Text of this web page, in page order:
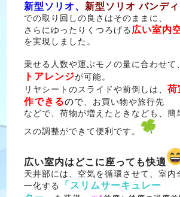
新型ソリオ、 新型ソリオ バンディ
での取り回しの良さはそのままに、
さらにゆったりくつろげる 広い室内
を実現しました。
乗せる人数や運ぶモノの量に合わせて、
トアレンジが可能。
リヤシートのスライドや前倒しは、 荷
作できるので 、お買い物や旅行先
などで、荷物が増えたときなども、簡
スの調整ができて便利です。
広い室内はどこに座っても快適
天井部には、空気を循環させて、室内
一化する
「スリムサーキュレー